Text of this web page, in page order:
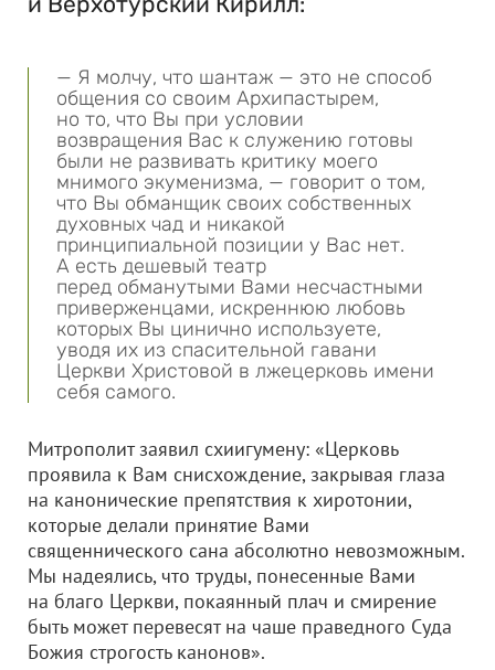
— Я молчу, что шантаж — это не способ
общения со своим Архипастырем,
но то, что Вы при условии
возвращения Вас к служению готовы
были не развивать критику моего
мнимого экуменизма, — говорит о том,
что Вы обманщик своих собственных
духовных чад и никакой
принципиальной позиции у Вас нет.
А есть дешевый театр
перед обманутыми Вами несчастными
приверженцами, искреннюю любовь
которых Вы цинично используете,
уводя их из спасительной гавани
Церкви Христовой в лжецерковь имени
себя самого.
Митрополит заявил схиигумену: «Церковь
проявила к Вам снисхождение, закрывая глаза
на канонические препятствия к хиротонии,
которые делали принятие Вами
священнического сана абсолютно невозможным.
Мы надеялись, что труды, понесенные Вами
на благо Церкви, покаянный плач и смирение
быть может перевесят на чаше праведного Суда
Божия строгость канонов».